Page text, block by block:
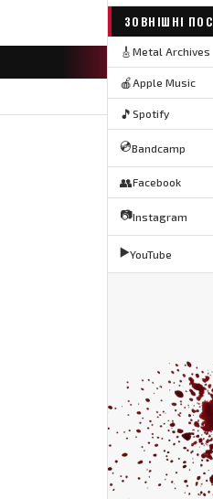
ЗОВНІШНІ
🎸 Metal Archives
🍎 Apple Music
🎵 Spotify
💿Bandcamp
👥Facebook
📷Instagram
▶️YouTube